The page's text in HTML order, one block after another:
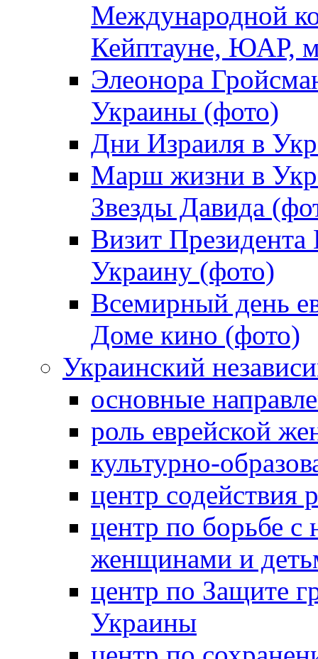
Международной
Кейптауне, ЮАР,
Элеонора
Украины (фото)
Дни Израиля в
Марш жизни в
Звезды Давида
Визит
Украину (фото)
Всемирный день
Доме кино (фото)
Украинский
основные
роль еврейской
культурно-
центр содействия
центр по борьбе с
женщинами и
центр по Защите
Украины